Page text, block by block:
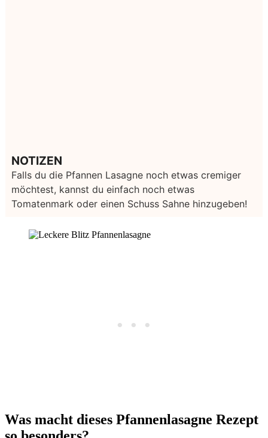
NOTIZEN
Falls du die Pfannen Lasagne noch etwas cremiger
möchtest, kannst du einfach noch etwas
Tomatenmark oder einen Schuss Sahne hinzugeben!
Was macht dieses Pfannenlasagne Rezept